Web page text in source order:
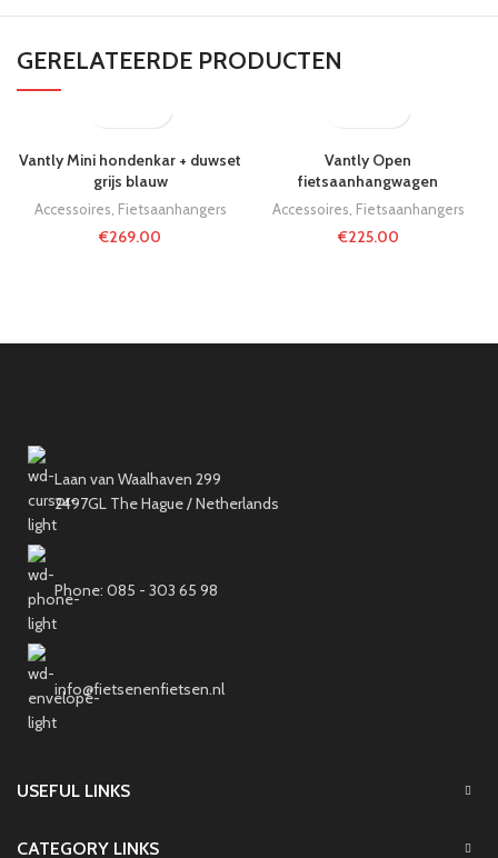
GERELATEERDE PRODUCTEN
Vantly Mini hondenkar + duwset
grijs blauw
Accessoires Fietsaanhangers
€269.00
Vantly Open
fietsaanhangwagen
Accessoires Fietsaanhangers
€225.00
Laan van Waalhaven 299
2497GL The Hague / Netherlands
Phone: 085 - 303 65 98
info@fietsenenfietsen.nl
USEFUL LINKS
CATEGORY LINKS